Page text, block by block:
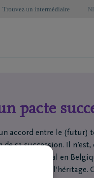
Trouvez un intermédiaire
pacte
accord entre le (futur)
sa succession. Il
successoral en
égal de l’héritage.